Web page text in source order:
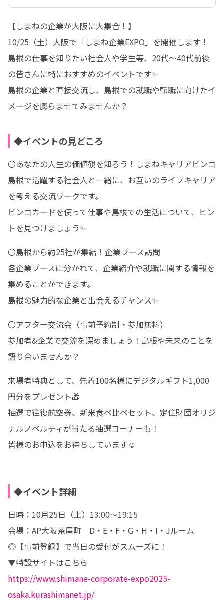
【しまねの企業が大阪に大集合！】
10/25（土）大阪で「しまね企業EXPO」を開催します！
島根の仕事を知りたい社会人や学生等、20代〜40代前後
の皆さんに特におすすめのイベントです✨
島根の企業と直接交流し、島根での就職や転職に向けたイ
メージを膨らませてみませんか？
◆イベントの見どころ
〇あなたの人生の価値観を知ろう！しまねキャリアビンゴ
島根で活躍する社会人と一緒に、お互いのライフキャリア
を考える交流ワークです。
ビンゴカードを使って仕事や島根での生活について、ヒン
トを見つけましょう✨
〇島根から約25社が集結！企業ブース訪問
各企業ブースに分かれて、企業紹介や就職に関する情報を
集めることができます。
島根の魅力的な企業と出会えるチャンス✨
〇アフター交流会（事前予約制・参加無料）
参加者&企業で交流を深めましょう！島根や未来のことを
語り合いませんか？
来場者特典として、先着100名様にデジタルギフト1,000
円分をプレゼント🎁
抽選で往復航空券、新米食べ比べセット、定住財団オリジ
ナルノベルティが当たる抽選コーナーも！
皆様のお申込をお待ちしています☺
◆イベント詳細
日時：10月25日（土）13:00～19:15
会場：AP大阪茶屋町　D・E・F・G・H・I・Jルーム
◎【事前登録】で当日の受付がスムーズに！
https://www.shimane-corporate-expo2025-
osaka.kurashimanet.jp/